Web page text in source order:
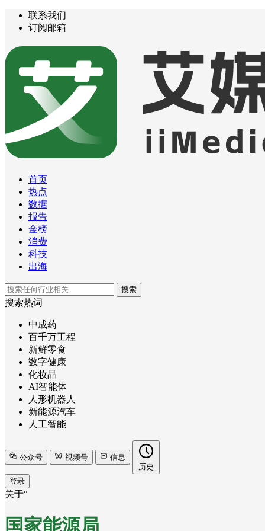
联系我们
订阅邮箱
首页
热点
数据
报告
金榜
消费
科技
出海
搜索
搜索热词
中成药
百千万工程
新鲜零食
数字健康
化妆品
AI智能体
人形机器人
新能源汽车
人工智能
公众号 视频号
信息
历史
登录
关于“
国家能源局